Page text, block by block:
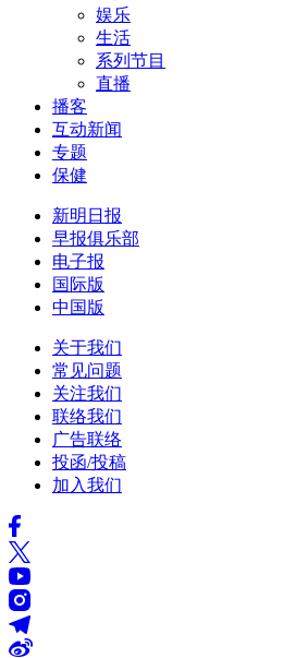
娱乐
生活
系列节目
直播
播客
互动新闻
专题
保健
新明日报
早报俱乐部
电子报
国际版
中国版
关于我们
常见问题
关注我们
联络我们
广告联络
投函/投稿
加入我们